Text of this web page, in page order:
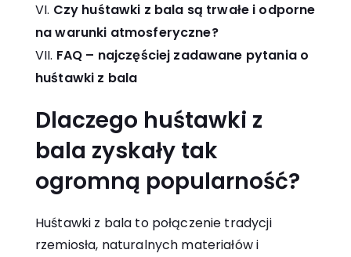
Czy huśtawki z bala są trwałe i odporne
na warunki atmosferyczne?
FAQ – najczęściej zadawane pytania o
huśtawki z bala
Dlaczego huśtawki z
bala zyskały tak
ogromną popularność?
Huśtawki z bala to połączenie tradycji
rzemiosła, naturalnych materiałów i